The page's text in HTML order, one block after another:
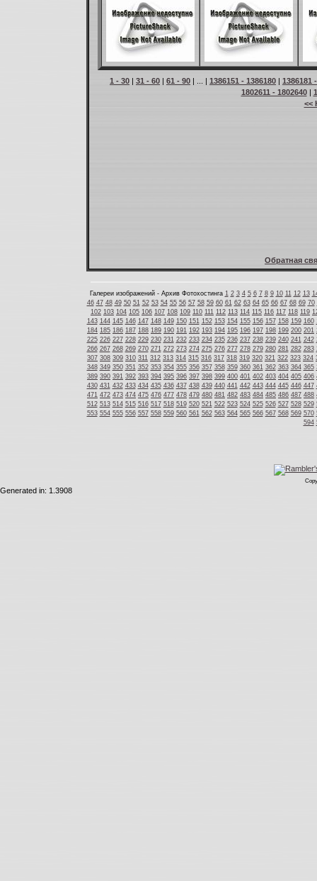
1 - 30 | 31 - 60 | 61 - 90 | ... | 1386151 - 1386180 | 1386181
1802611 - 1802640|
<<
Обратная
Галереи изображений - Архив Фотохостинга 1 2 3 4 5 6 7 8 9 10 11 12 13
46 47 48 49 50 51 52 53 54 55 56 57 58 59 60 61 62 63 64 65 66 67 68 69 70
102 103 104 105 106 107 108 109 110 111 112 113 114 115 116 117 118 119
143 144 145 146 147 148 149 150 151 152 153 154 155 156 157 158 159 160
184 185 186 187 188 189 190 191 192 193 194 195 196 197 198 199 200 201
225 226 227 228 229 230 231 232 233 234 235 236 237 238 239 240 241 242
266 267 268 269 270 271 272 273 274 275 276 277 278 279 280 281 282 283
307 308 309 310 311 312 313 314 315 316 317 318 319 320 321 322 323 324
348 349 350 351 352 353 354 355 356 357 358 359 360 361 362 363 364 365
389 390 391 392 393 394 395 396 397 398 399 400 401 402 403 404 405 406
430 431 432 433 434 435 436 437 438 439 440 441 442 443 444 445 446 447
471 472 473 474 475 476 477 478 479 480 481 482 483 484 485 486 487 488
512 513 514 515 516 517 518 519 520 521 522 523 524 525 526 527 528 529
553 554 555 556 557 558 559 560 561 562 563 564 565 566 567 568 569 570
594
Generated in: 1.3908